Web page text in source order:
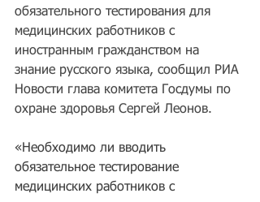
обязательного тестирования для
медицинских работников с
иностранным гражданством на
знание русского языка, сообщил РИА
Новости глава комитета Госдумы по
охране здоровья Сергей Леонов.
«Необходимо ли вводить
обязательное тестирование
медицинских работников с